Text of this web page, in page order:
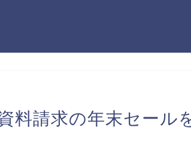
料請求の年末セール